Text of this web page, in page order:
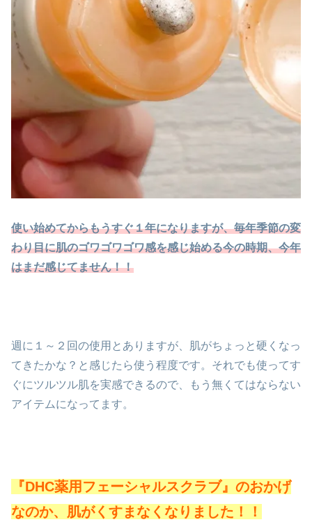
使い始めてからもうすぐ１年になりますが、毎年季節の変
わり目に肌のゴワゴワゴワ感を感じ始める今の時期、今年
はまだ感じてません！！
週に１～２回の使用とありますが、肌がちょっと硬くなっ
てきたかな？と感じたら使う程度です。それでも使ってす
ぐにツルツル肌を実感できるので、もう無くてはならない
アイテムになってます。
『DHC薬用フェーシャルスクラブ』のおかげ
なのか、肌がくすまなくなりました！！